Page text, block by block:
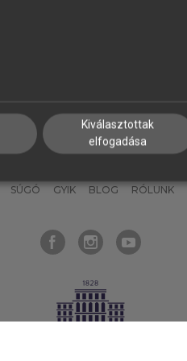
SÚGÓ GYIK BLOG RÓLUNK
Kiválasztottak
elfogadása